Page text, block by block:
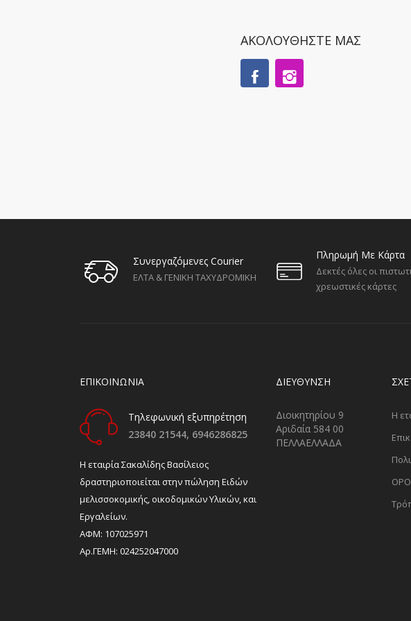
ΑΚΟΛΟΥΘΗΣΤΕ ΜΑΣ
Συνεργαζόμενες Courier
ΕΛΤΑ & ΓΕΝΙΚΗ ΤΑΧΥΔΡΟΜΙΚΗ
Πληρωμή Με Κάρτα
Δεκτές όλες οι
χρεωστικές κάρτες
ΕΠΙΚΟΙΝΩΝΙΑ
Τηλεφωνική εξυπηρέτηση
23840 21544, 6946286825
H εταιρία Σακαλίδης Βασίλειος
δραστηριοποιείται στην πώληση Ειδών
μελισσοκομικής, οικοδομικών Υλικών, και
Εργαλείων.
ΑΦΜ: 107025971
Αρ.ΓΕΜΗ: 024252047000
ΔΙΕΎΘΥΝΣΗ
Διοικητηρίου 9
Αριδαία 584 00
ΠΕΛΛΑΕΛΛΑΔΑ
Η